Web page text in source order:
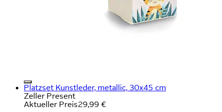
Platzset Kunstleder, metallic, 30x45 cm
Zeller Present
Aktueller Preis29,99 €